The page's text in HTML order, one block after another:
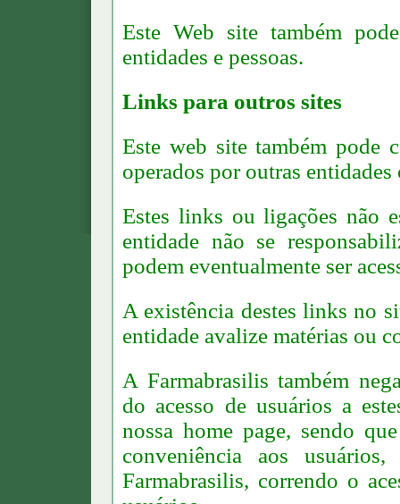
Este Web site também
entidades e pessoas.
Links para outros sites
Este web site também pode
operados por outras entidades
Estes links ou ligações não
entidade não se
podem eventualmente ser
A existência destes links no
entidade avalize matérias ou
A Farmabrasilis também
do acesso de usuários a
nossa home page, sendo
conveniência aos
Farmabrasilis, correndo o